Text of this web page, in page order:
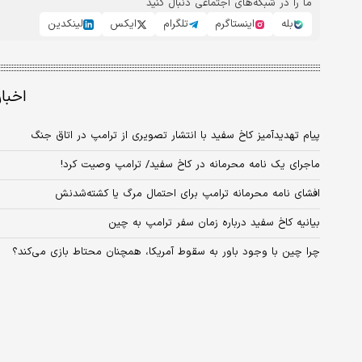
ما را در شبکه‌های اجتماعی دنبال کنید
بله
اینستاگرم تلگرام ایکس لینکدین
پیام تهدیدآمیز کاخ سفید با انتشار تصویری از ترامپ در اتاق جنگ
ماجرای یک نامه محرمانه در کاخ سفید/ ترامپ وصیت کرد!
افشای نامه‌ محرمانه ترامپ برای احتمال مرگ یا کشته‌شدنش
بیانیه کاخ سفید درباره زمان سفر ترامپ به چین
چرا چین با وجود باور به سقوط آمریکا، همچنان محتاط بازی می‌کند؟